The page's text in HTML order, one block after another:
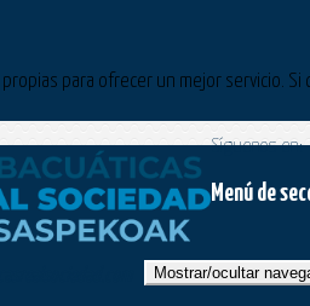
para ofrecer un mejor servicio.
Síguenos en:
Menú de
Mostrar/ocultar